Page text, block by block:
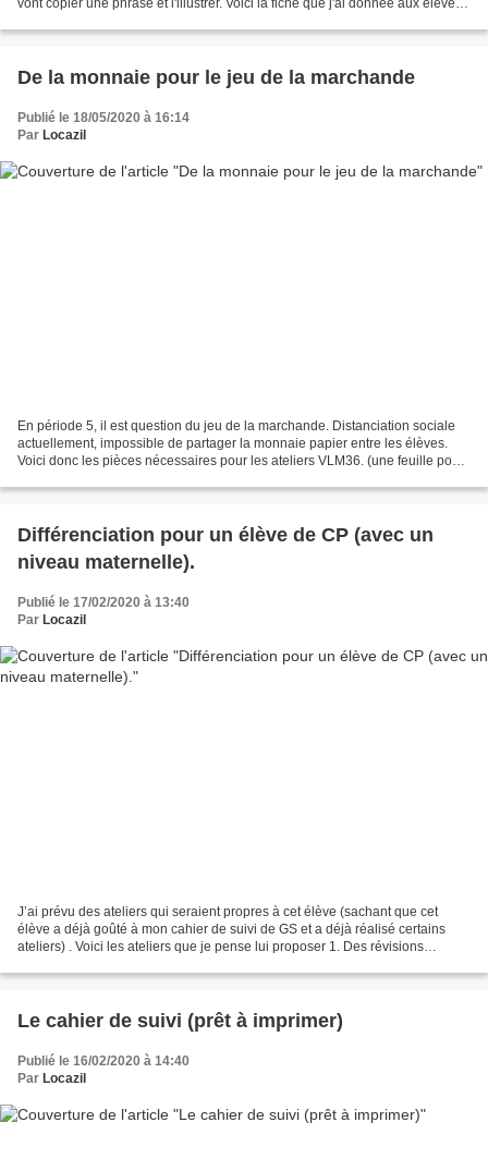
De la monnaie pour le jeu de la marchande
Publié le 18/05/2020 à 16:14
Par Locazil
En période 5, il est question du jeu de la marchande. Distanciation sociale
actuellement, impossible de partager la monnaie papier entre les élèves.
Voici donc les pièces nécessaires pour les ateliers VLM36. (une feuille pour
Différenciation pour un élève de CP (avec un
niveau maternelle).
Publié le 17/02/2020 à 13:40
Par Locazil
J’ai prévu des ateliers qui seraient propres à cet élève (sachant que cet
élève a déjà goûté à mon cahier de suivi de GS et a déjà réalisé certains
ateliers) . Voici les ateliers que je pense lui proposer 1. Des révisions
Le cahier de suivi (prêt à imprimer)
Publié le 16/02/2020 à 14:40
Par Locazil